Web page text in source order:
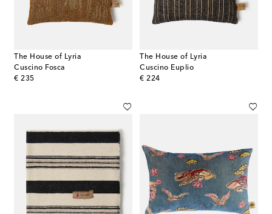
The House of Lyria
Cuscino Fosca
€ 235
original price
The House of Lyria
Cuscino Euplio
€ 224
original price